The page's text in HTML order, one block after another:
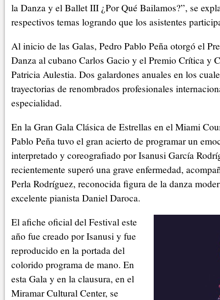
la Danza y el Ballet III ¿Por Qué Bailamos?”, se
respectivos temas logrando que los asistentes
Al inicio de las Galas, Pedro Pablo Peña otorgó el
Danza al cubano Carlos Gacio y el Premio Crítica y
Patricia Aulestia. Dos galardones anuales en los
trayectorias de renombrados profesionales
especialidad.
En la Gran Gala Clásica de Estrellas en el Miami
Pablo Peña tuvo el gran acierto de programar un
interpretado y coreografiado por Isanusi García
recientemente superó una grave enfermedad,
Perla Rodríguez, reconocida figura de la danza
excelente pianista Daniel Daroca.
El afiche oficial del Festival este
año fue creado por Isanusi y fue
reproducido en la portada del
colorido programa de mano. En
esta Gala y en la clausura, en el
Miramar Cultural Center, se